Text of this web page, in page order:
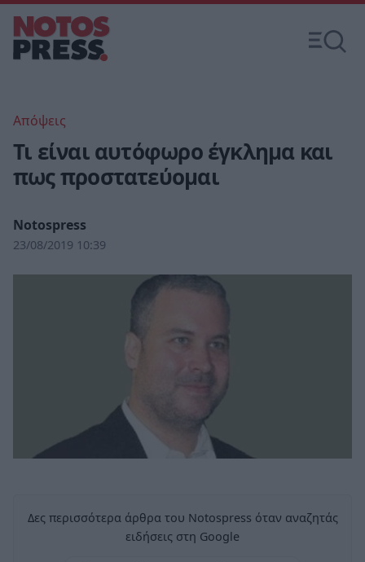
Απόψεις
Τι είναι αυτόφωρο έγκλημα και
πως προστατεύομαι
Notospress
23/08/2019 10:39
Δες περισσότερα άρθρα του Notospress όταν αναζητάς
ειδήσεις στη Google